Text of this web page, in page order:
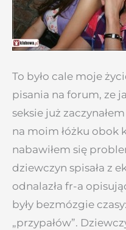
To było cale moje
pisania na forum, ze
seksie już
na moim łóżku obok
nabawiłem się
dziewczyn spisała z
odnalazła fr-a
były bezmózgie
„przypałów”.